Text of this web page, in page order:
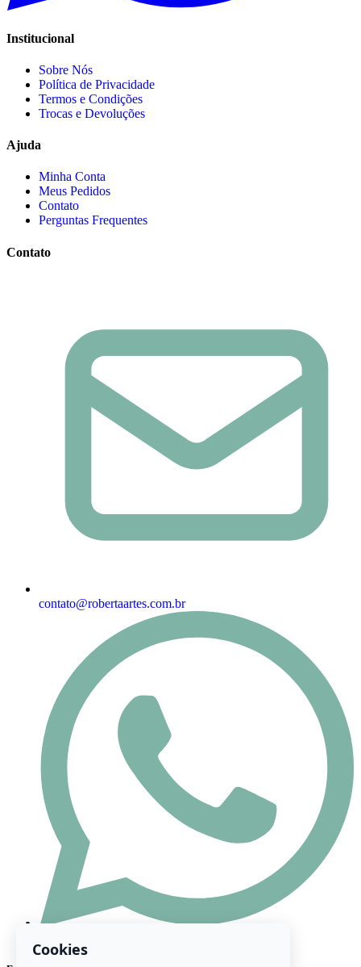
Institucional
Sobre Nós
Política de Privacidade
Termos e Condições
Trocas e Devoluções
Ajuda
Minha Conta
Meus Pedidos
Contato
Perguntas Frequentes
Contato
contato@robertaartes.com.br
Cookies